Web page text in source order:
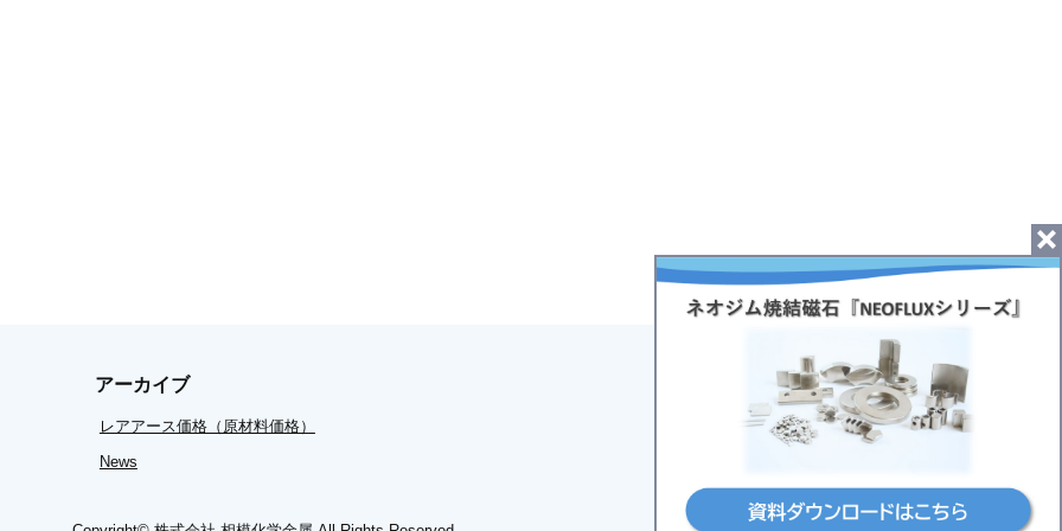
アーカイブ
レアアース価格（原材料価格）
News